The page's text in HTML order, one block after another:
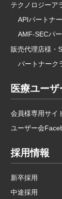
テクノロジーア
APIパートナ
AMF-SECパ
販売代理店様・
パートナーク
医療ユーザ
会員様専用サイ
ユーザー会
採用情報
新卒採用
中途採用